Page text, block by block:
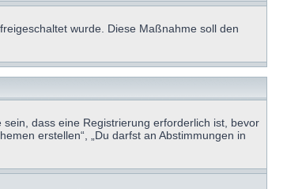
wurde. Diese Maßnahme soll den
dass eine Registrierung erforderlich ist, bevor
erstellen“, „Du darfst an Abstimmungen in